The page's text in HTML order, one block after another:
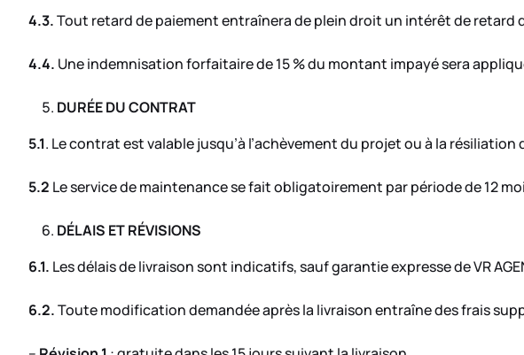
4.3.Tout retard de paiement entraînera de plein droit un intérêt de retard
4.4. Une indemnisation forfaitaire de 15 % du montant impayé sera
DURÉE DU CONTRAT
5.1. Le contrat est valable jusqu’à l’achèvement du projet ou à la
5.2 Le service de maintenance se fait obligatoirement par période de 12
DÉLAIS ET RÉVISIONS
6.1. Les délais de livraison sont indicatifs, sauf garantie expresse de VR
6.2.Toute modification demandée après la livraison entraîne des frais